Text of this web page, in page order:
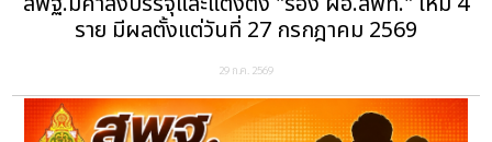
ราย มีผลตั้งแต่วันที่ 27 กรกฎาคม 2569
29 ก.ค. 2569